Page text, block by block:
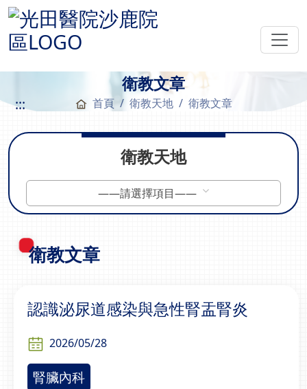
衛教文章
::: 首頁 衛教天地 衛教文章
衛教天地
——請選擇項目——
衛教文章
認識泌尿道感染與急性腎盂腎炎
2026/05/28
腎臟內科